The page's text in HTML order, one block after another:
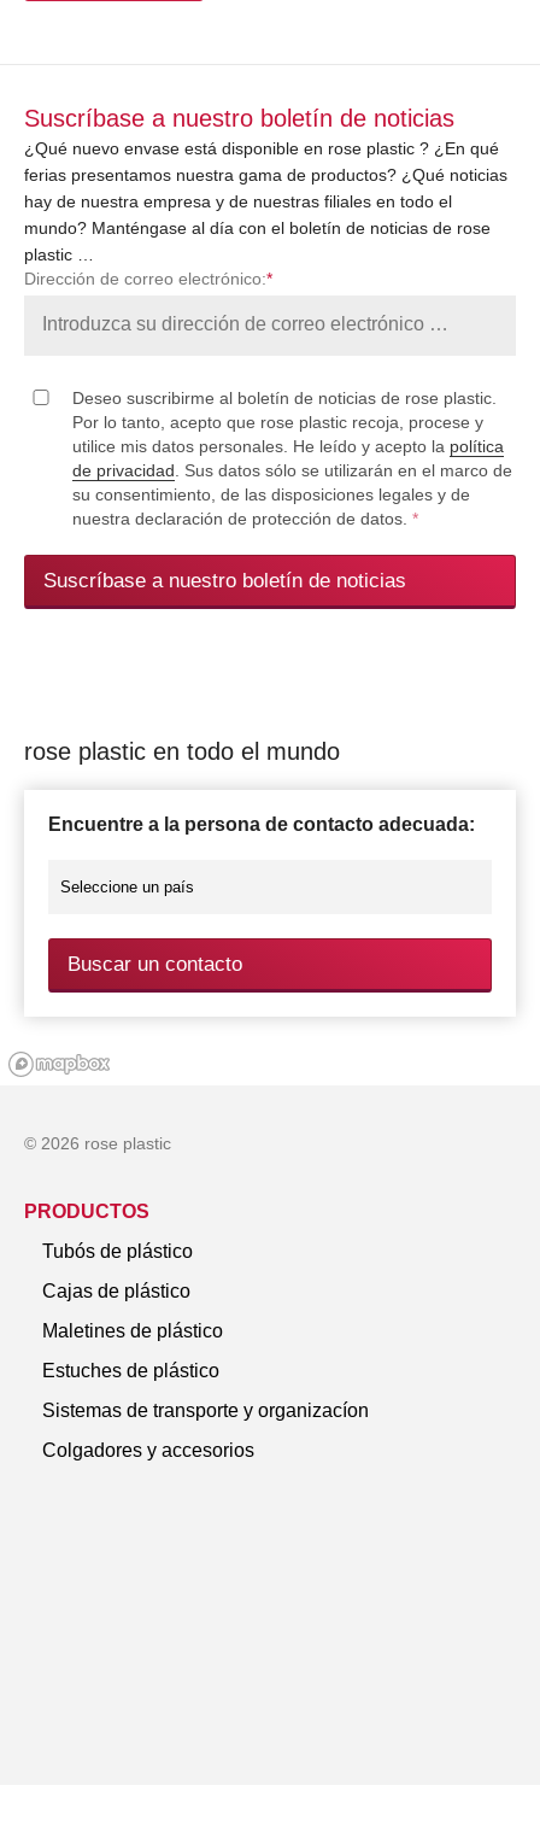
Suscríbase a nuestro boletín de noticias
¿Qué nuevo envase está disponible en rose plastic ? ¿En qué
ferias presentamos nuestra gama de productos? ¿Qué noticias
hay de nuestra empresa y de nuestras filiales en todo el
mundo? Manténgase al día con el boletín de noticias de rose
plastic …
Dirección de correo electrónico:*
Deseo suscribirme al boletín de noticias de rose plastic.
Por lo tanto, acepto que rose plastic recoja, procese y
utilice mis datos personales. He leído y acepto la política
de privacidad . Sus datos sólo se utilizarán en el marco de
su consentimiento, de las disposiciones legales y de
nuestra declaración de protección de datos. *
Suscríbase a nuestro boletín de noticias
rose plastic en todo el mundo
Encuentre a la persona de contacto adecuada:
Buscar un contacto
© 2026 rose plastic
PRODUCTOS
Tubós de plástico
Cajas de plástico
Maletines de plástico
Estuches de plástico
Sistemas de transporte y organizacíon
Colgadores y accesorios